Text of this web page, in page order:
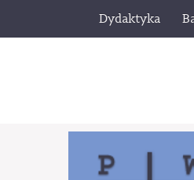
Dydaktyka